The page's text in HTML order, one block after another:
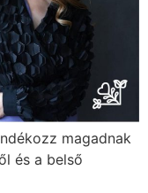
magadnak
és a belső